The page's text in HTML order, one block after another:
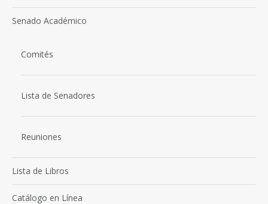
Senado Académico
Comités
Lista de Senadores
Reuniones
Lista de Libros
Catálogo en Línea